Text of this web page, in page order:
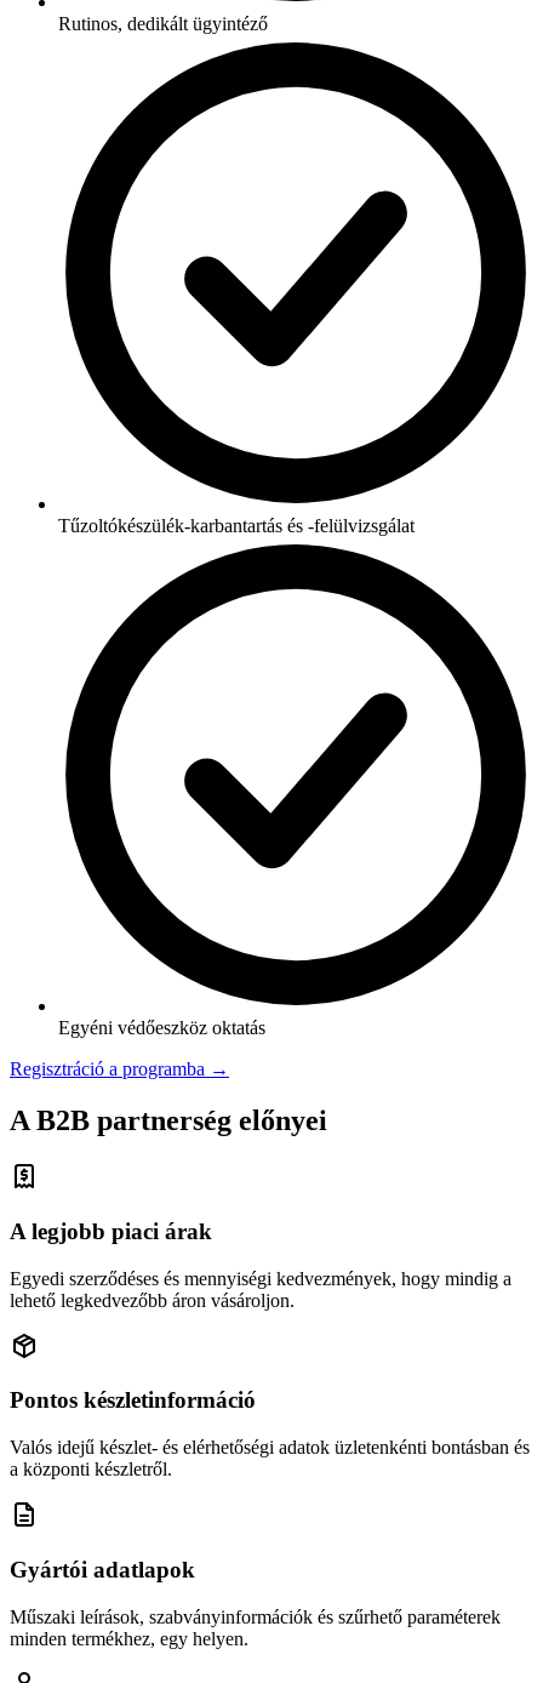
Rutinos, dedikált ügyintéző
Tűzoltókészülék-karbantartás és -felülvizsgálat
Egyéni védőeszköz oktatás
Regisztráció a programba →
A B2B partnerség előnyei
A legjobb piaci árak
Egyedi szerződéses és mennyiségi kedvezmények, hogy mindig a
lehető legkedvezőbb áron vásároljon.
Pontos készletinformáció
Valós idejű készlet- és elérhetőségi adatok üzletenkénti bontásban és
a központi készletről.
Gyártói adatlapok
Műszaki leírások, szabványinformációk és szűrhető paraméterek
minden termékhez, egy helyen.